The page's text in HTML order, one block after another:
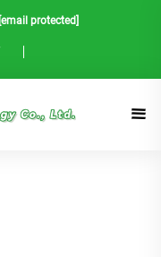
[email protected]